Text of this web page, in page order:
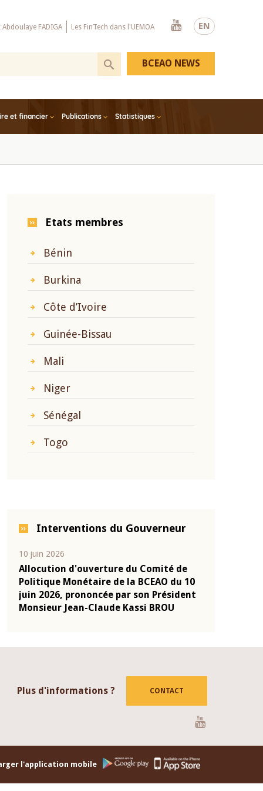
EN
Abdoulaye FADIGA Les FinTech dans l'UEMOA
Youtube
et financier Publications Statistiques
BCEAO NEWS
Etats membres
Bénin
Burkina
Côte d’Ivoire
Guinée-Bissau
Mali
Niger
Sénégal
Togo
Interventions du Gouverneur
de
du 10
Président
BROU
04 mars 2026
Allocution d'ouverture du Comité de
Politique Monétaire de la BCEAO du 4
mars 2026, prononcée par son Président
Monsieur Jean-Claude Kassi BROU
Plus d'informations ? CONTACT
l'application mobile